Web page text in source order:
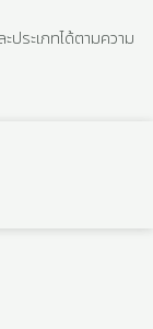
ระเภทได้ตามความ